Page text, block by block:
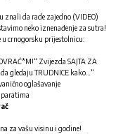
znali da rade zajedno (VIDEO)
neko iznenađenje za sutra!
u crnogorsku prijestolnicu:
Zvijezda SAJTA ZA
gledaju TRUDNICE kako…“
oglašavanje
za vašu visinu i godine!